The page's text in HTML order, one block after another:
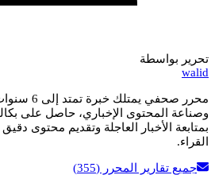
تحرير بواسطة
walid
محرر صحفي
وصناعة المحتوى الإخباري، حاصل على
بمتابعة الأخبار العاجلة وتقديم محتوى
القراء.
جميع تقارير المحرر (355)